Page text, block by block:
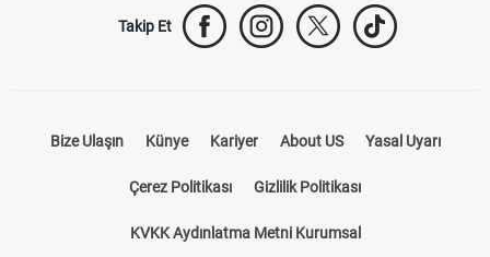
Takip Et
Bize Ulaşın Künye Kariyer About US Yasal Uyarı
Çerez Politikası Gizlilik Politikası
KVKK Aydınlatma Metni Kurumsal